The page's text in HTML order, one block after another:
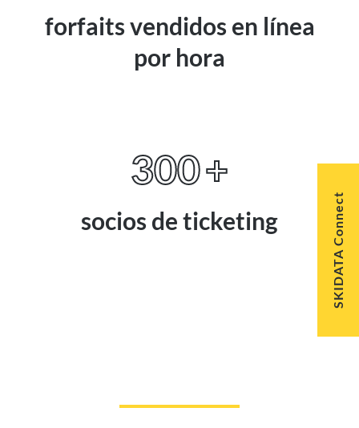
SKIDATA Connect
forfaits vendidos en línea
por hora
300+
socios de ticketing